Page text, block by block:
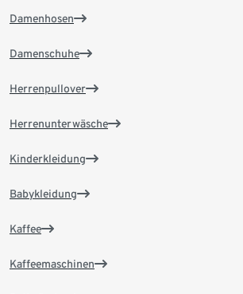
Damenhosen
Damenschuhe
Herrenpullover
Herrenunterwäsche
Kinderkleidung
Babykleidung
Kaffee
Kaffeemaschinen